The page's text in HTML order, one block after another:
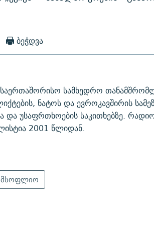
ბეჭდვა
სამხედრო
ნატოს და ევროკავშირის
და უსაფრთხოების საკითხებზე.
2001 წლიდან.
მსოფლიო